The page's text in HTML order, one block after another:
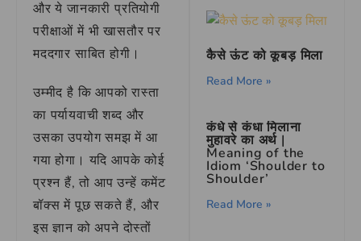
और ये जानकारी प्रतियोगी
परीक्षाओं में भी खासतौर पर
मददगार साबित होगी।
उम्मीद है कि आपको रास्ता
का पर्यायवाची शब्द और
उसका उपयोग समझ में आ
गया होगा। यदि आपके कोई
प्रश्न हैं, तो आप उन्हें कमेंट
बॉक्स में पूछ सकते हैं, और
इस ज्ञान को अपने दोस्तों
कैसे ऊंट को कूबड़ मिला
Read More »
कंधे से कंधा मिलाना
मुहावरे का अर्थ |
Meaning of the
Idiom ‘Shoulder to
Shoulder’
Read More »